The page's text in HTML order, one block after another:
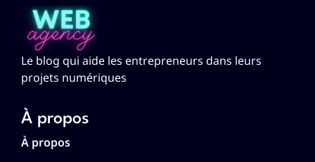
Le blog qui aide les entrepreneurs dans leurs
projets numériques
À propos
À propos